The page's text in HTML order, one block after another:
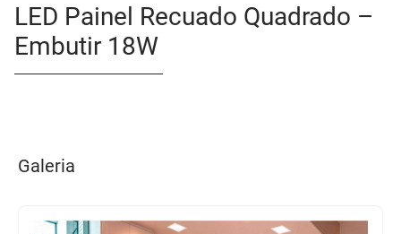
LED Painel Recuado Quadrado –
Embutir 18W
Galeria